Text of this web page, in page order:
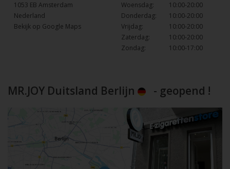
1053 EB Amsterdam
Nederland
Bekijk op Google Maps
Woensdag:
10:00-20:00
Donderdag:
10:00-20:00
Vrijdag:
10:00-20:00
Zaterdag:
10:00-20:00
Zondag:
10:00-17:00
MR.JOY Duitsland Berlijn - geopend !